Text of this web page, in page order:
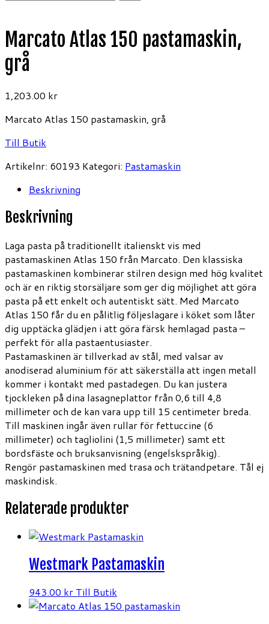
Marcato Atlas 150 pastamaskin,
grå
1,203.00 kr
Marcato Atlas 150 pastamaskin, grå
Till Butik
Artikelnr: 60193 Kategori: Pastamaskin
Beskrivning
Beskrivning
Laga pasta på traditionellt italienskt vis med
pastamaskinen Atlas 150 från Marcato. Den klassiska
pastamaskinen kombinerar stilren design med hög kvalitet
och är en riktig storsäljare som ger dig möjlighet att göra
pasta på ett enkelt och autentiskt sätt. Med Marcato
Atlas 150 får du en pålitlig följeslagare i köket som låter
dig upptäcka glädjen i att göra färsk hemlagad pasta –
perfekt för alla pastaentusiaster.
Pastamaskinen är tillverkad av stål, med valsar av
anodiserad aluminium för att säkerställa att ingen metall
kommer i kontakt med pastadegen. Du kan justera
tjockleken på dina lasagneplattor från 0,6 till 4,8
millimeter och de kan vara upp till 15 centimeter breda.
Till maskinen ingår även rullar för fettuccine (6
millimeter) och tagliolini (1,5 millimeter) samt ett
bordsfäste och bruksanvisning (engelskspråkig).
Rengör pastamaskinen med trasa och trätandpetare. Tål ej
maskindisk.
Relaterade produkter
Westmark Pastamaskin
943.00 kr Till Butik